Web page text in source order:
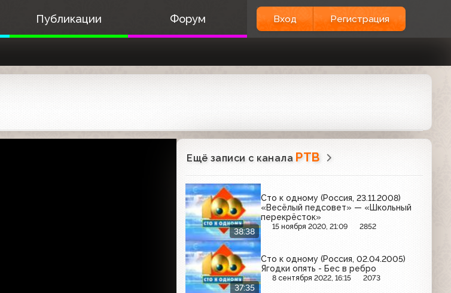
Публикации Форум Вход Регистрация
Ещё записи с канала РТВ
38:38
Сто к одному (Россия, 23.11.2008)
«Весёлый педсовет» — «Школьный
перекрёсток»
15 ноября 2020, 21:09 2852
37:35
Сто к одному (Россия, 02.04.2005)
Ягодки опять - Бес в ребро
8 сентября 2022, 16:15 2073